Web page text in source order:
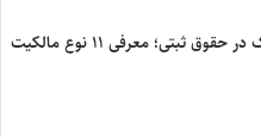
انواع مالکیت املاک در حقوق ثبتی؛ معرفی ۱۱ نوع مالکیت